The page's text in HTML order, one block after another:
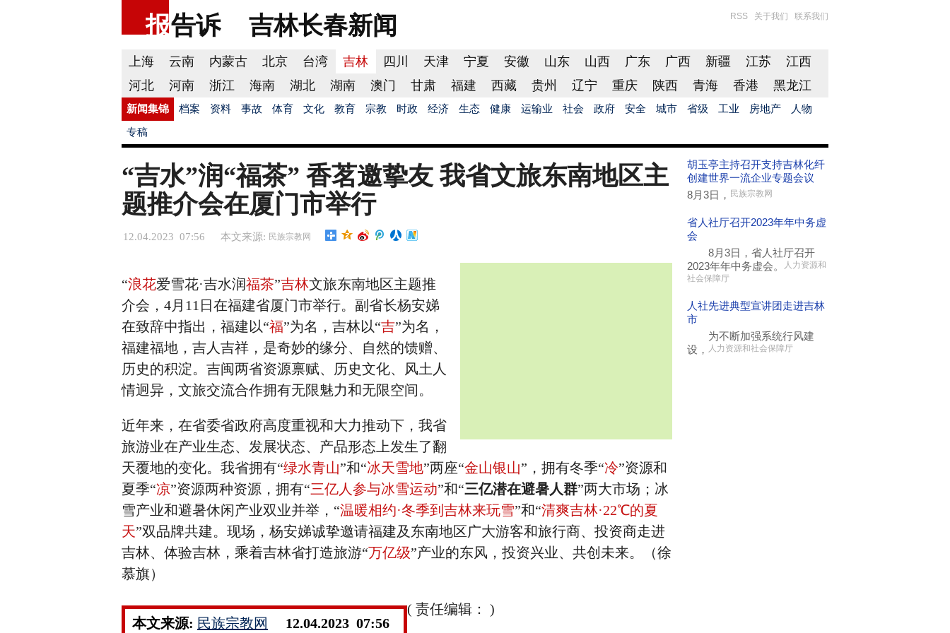
报告诉 吉林长春新闻 RSS 关于我们 联系我们
上海 云南 内蒙古 北京 台湾 吉林 四川 天津 宁夏 安徽 山东 山西 广东 广西 新疆 江苏
江西
河北
河南 浙江 海南 湖北 湖南 澳门 甘肃 福建 西藏 贵州 辽宁 重庆 陕西 青海 香港 黑龙江
新闻集锦 档案 资料 事故 体育 文化 教育 宗教 时政 经济 生态 健康 运输业 社会 政府 安全 城市 省级 工业 房地产 人物
专稿
“吉水”润“福茶” 香茗邀挚友 我省文旅东南地区主
题推介会在厦门市举行
12.04.2023 07:56 本文来源: 民族宗教网
“浪花爱雪花·吉水润福茶”吉林文旅东南地区主题推
介会，4月11日在福建省厦门市举行。副省长杨安娣
在致辞中指出，福建以“福”为名，吉林以“吉”为名，
福建福地，吉人吉祥，是奇妙的缘分、自然的馈赠、
历史的积淀。吉闽两省资源禀赋、历史文化、风土人
情迥异，文旅交流合作拥有无限魅力和无限空间。
近年来，在省委省政府高度重视和大力推动下，我省
旅游业在产业生态、发展状态、产品形态上发生了翻
天覆地的变化。我省拥有“绿水青山”和“冰天雪地”两座“金山银山”，拥有冬季“冷”资源和
夏季“凉”资源两种资源，拥有“三亿人参与冰雪运动”和“三亿潜在避暑人群”两大市场；冰
雪产业和避暑休闲产业双业并举，“温暖相约·冬季到吉林来玩雪”和“清爽吉林·22℃的夏
天”双品牌共建。现场，杨安娣诚挚邀请福建及东南地区广大游客和旅行商、投资商走进
吉林、体验吉林，乘着吉林省打造旅游“万亿级”产业的东风，投资兴业、共创未来。（徐
慕旗）
( 责任编辑： )
本文来源: 民族宗教网 12.04.2023 07:56
胡玉亭主持召开支持吉林化纤
创建世界一流企业专题会议
8月3日， 民族宗教网
省人社厅召开2023年年中务虚
会
8月3日，省人社厅召开
2023年年中务虚会。
人力资源和
社会保障厅
人社先进典型宣讲团走进吉林
市
为不断加强系统行风建
设， 人力资源和社会保障厅